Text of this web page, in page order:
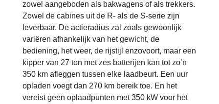
zowel aangeboden als bakwagens of als trekkers.
Zowel de cabines uit de R- als de S-serie zijn
leverbaar. De actieradius zal zoals gewoonlijk
variëren afhankelijk van het gewicht, de
bediening, het weer, de rijstijl enzovoort, maar een
kipper van 27 ton met zes batterijen kan tot zo’n
350 km afleggen tussen elke laadbeurt. Een uur
opladen voegt dan 270 km bereik toe. En het
vereist geen oplaadpunten met 350 kW voor het